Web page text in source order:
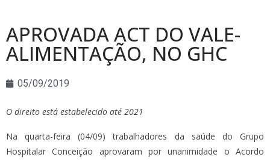
APROVADA ACT DO VALE-
ALIMENTAÇÃO, NO GHC
05/09/2019
O direito está estabelecido até 2021
Na quarta-feira (04/09) trabalhadores da saúde do Grupo
Hospitalar Conceição aprovaram por unanimidade o Acordo